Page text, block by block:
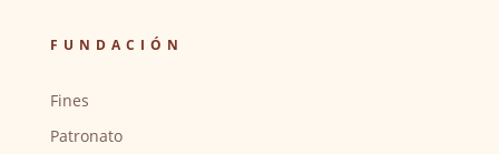
FUNDACIÓN
Fines
Patronato